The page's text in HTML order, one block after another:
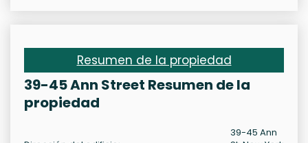
Resumen de la propiedad
39-45 Ann Street Resumen de la
propiedad
39-45 Ann